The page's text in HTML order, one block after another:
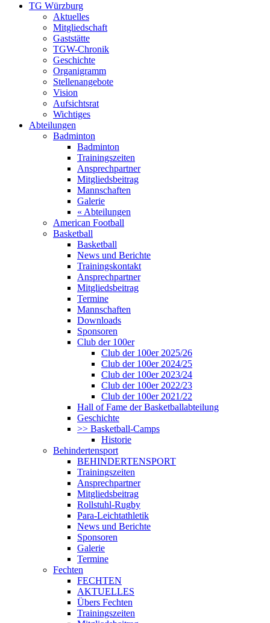
TG Würzburg
Aktuelles
Mitgliedschaft
Gaststätte
TGW-Chronik
Geschichte
Organigramm
Stellenangebote
Vision
Aufsichtsrat
Wichtiges
Abteilungen
Badminton
Badminton
Trainingszeiten
Ansprechpartner
Mitgliedsbeitrag
Mannschaften
Galerie
« Abteilungen
American Football
Basketball
Basketball
News und Berichte
Trainingskontakt
Ansprechpartner
Mitgliedsbeitrag
Termine
Mannschaften
Downloads
Sponsoren
Club der 100er
Club der 100er 2025/26
Club der 100er 2024/25
Club der 100er 2023/24
Club der 100er 2022/23
Club der 100er 2021/22
Hall of Fame der Basketballabteilung
Geschichte
>> Basketball-Camps
Historie
Behindertensport
BEHINDERTENSPORT
Trainingszeiten
Ansprechpartner
Mitgliedsbeitrag
Rollstuhl-Rugby
Para-Leichtathletik
News und Berichte
Sponsoren
Galerie
Termine
Fechten
FECHTEN
AKTUELLES
Übers Fechten
Trainingszeiten